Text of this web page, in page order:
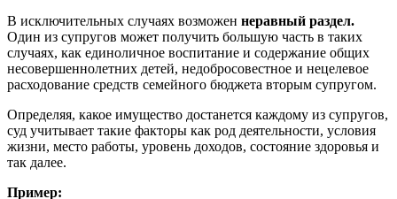
В исключительных случаях возможен неравный раздел.
Один из супругов может получить большую часть в таких
случаях, как единоличное воспитание и содержание общих
несовершеннолетних детей, недобросовестное и нецелевое
расходование средств семейного бюджета вторым супругом.
Определяя, какое имущество достанется каждому из супругов,
суд учитывает такие факторы как род деятельности, условия
жизни, место работы, уровень доходов, состояние здоровья и
так далее.
Пример: